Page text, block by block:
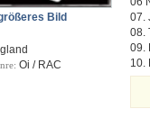
Bild
Oi / RAC
07.
08.
09.
10.